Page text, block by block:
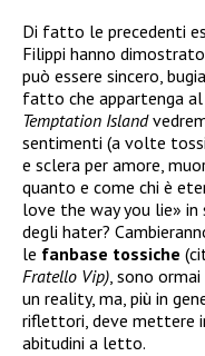
Di fatto le precedenti
Filippi hanno
può essere sincero,
fatto che appartenga
Temptation Island
sentimenti (a volte
e sclera per amore,
quanto e come chi è
love the way you lie»
degli hater?
le fanbase tossiche
Fratello Vip), sono
un reality, ma, più in
riflettori, deve mettere
abitudini a letto.